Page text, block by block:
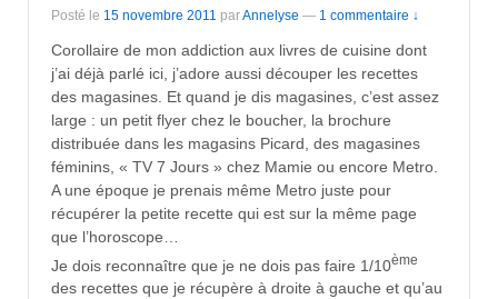
Posté le 15 novembre 2011 parAnnelyse — 1 commentaire ↓
Corollaire de mon addiction aux livres de cuisine dont
j’ai déjà parlé ici, j’adore aussi découper les recettes
des magasines. Et quand je dis magasines, c’est assez
large : un petit flyer chez le boucher, la brochure
distribuée dans les magasins Picard, des magasines
féminins, « TV 7 Jours » chez Mamie ou encore Metro.
A une époque je prenais même Metro juste pour
récupérer la petite recette qui est sur la même page
que l’horoscope…
Je dois reconnaître que je ne dois pas faire 1/10ème
des recettes que je récupère à droite à gauche et qu’au